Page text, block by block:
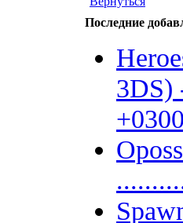
Последние
3DS)
+0300